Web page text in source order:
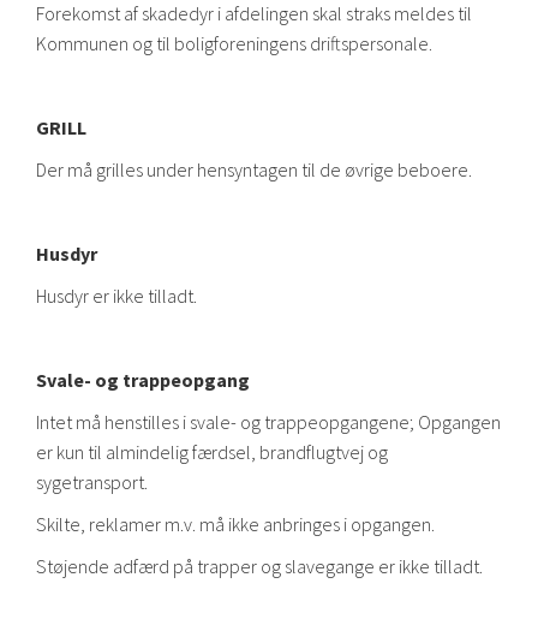
Forekomst af skadedyr i afdelingen skal straks meldes til
Kommunen og til boligforeningens driftspersonale.
GRILL
Der må grilles under hensyntagen til de øvrige beboere.
Husdyr
Husdyr er ikke tilladt.
Svale- og trappeopgang
Intet må henstilles i svale- og trappeopgangene; Opgangen
er kun til almindelig færdsel, brandflugtvej og
sygetransport.
Skilte, reklamer m.v. må ikke anbringes i opgangen.
Støjende adfærd på trapper og slavegange er ikke tilladt.